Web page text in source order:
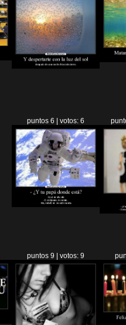
puntos 6 | votos: 6
puntos 9 | votos: 9